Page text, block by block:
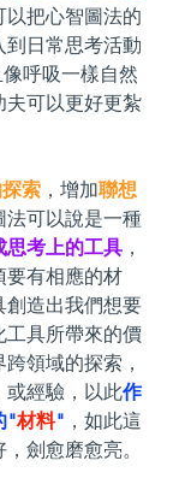
以把心智圖法的
日常思考活動
呼吸一樣自然
夫可以更好更紮
索 ，增加聯想
法可以說是一種
思考上的工具 ，
要有相應的材
創造出我們想要
工具所帶來的價
領域的探索，
或經驗，以此作
"材料" ，如此這
劍愈磨愈亮。